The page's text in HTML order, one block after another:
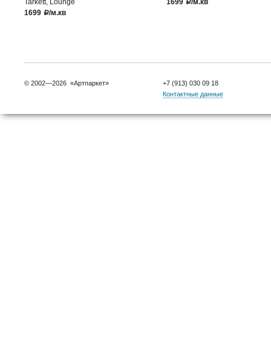
1699
a/м.кв
a
© 2002—2026 «Артпаркет»
+7 (913) 030 09 18
Контактные данные